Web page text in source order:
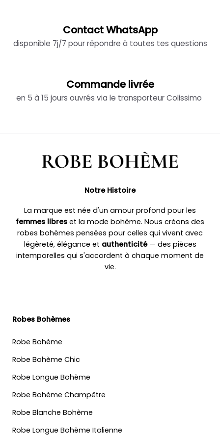
Contact WhatsApp
disponible 7j/7 pour répondre à toutes tes questions
Commande livrée
en 5 à 15 jours ouvrés via le transporteur Colissimo
Notre Histoire
La marque est née d'un amour profond pour les
femmes libres et la mode bohème. Nous créons des
robes bohèmes pensées pour celles qui vivent avec
légèreté, élégance et authenticité— des pièces
intemporelles qui s'accordent à chaque moment de
vie.
Robes Bohèmes
Robe Bohème
Robe Bohème Chic
Robe Longue Bohème
Robe Bohème Champêtre
Robe Blanche Bohème
Robe Longue Bohème Italienne